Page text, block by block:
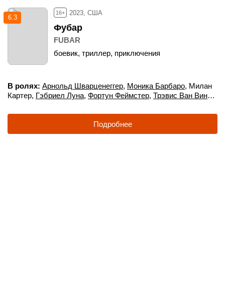
6.3
16+ 2023, США
Фубар
FUBAR
боевик, триллер, приключения
В ролях Арнольд Шварценеггер, Моника Барбаро, Милан
Картер, Гэбриел Луна, Фортун Феймстер, Трэвис Ван Винкл
Барушель,Гай Бернет,Девон Бостик,Энди Бакли,Кэрри-
Подробнее